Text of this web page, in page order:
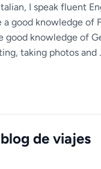
I speak fluent
a good knowledge of
good knowledge of
taking photos and
de viajes